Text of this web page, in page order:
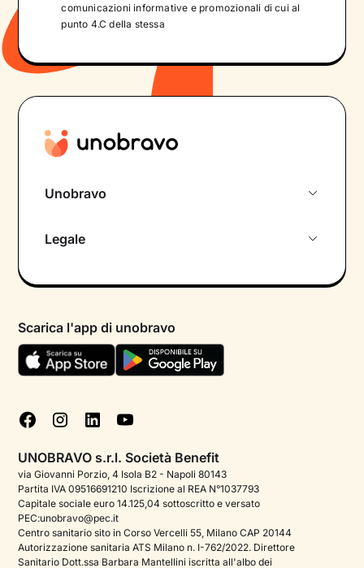
comunicazioni informative e promozionali di cui al
punto 4.C della stessa
Unobravo
Psicologo in chat
Aiuto urgente
FAQ
Podcast di psicologia
Corporate
Psicologo italiano all'estero
Approfondimenti sulla salute mentale
Legale
Termini e condizioni
Informativa Privacy
Cookie policy
Gestisci cookie
Scarica l'app di unobravo
UNOBRAVO s.r.l. Società Benefit
via Giovanni Porzio, 4 Isola B2 - Napoli 80143
Partita IVA 09516691210 Iscrizione al REA N°1037793
Capitale sociale euro 14.125,04 sottoscritto e versato
PEC:unobravo@pec.it
Centro sanitario sito in Corso Vercelli 55, Milano CAP 20144
Autorizzazione sanitaria ATS Milano n. I-762/2022. Direttore
Sanitario Dott.ssa Barbara Mantellini iscritta all'albo dei